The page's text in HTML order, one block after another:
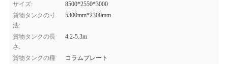
サイズ:
8500*2550*3000
貨物タンクの寸
法:
5300mm*2300mm
貨物タンクの長
さ:
4.2-5.3m
貨物タンクの種
コラムプレート